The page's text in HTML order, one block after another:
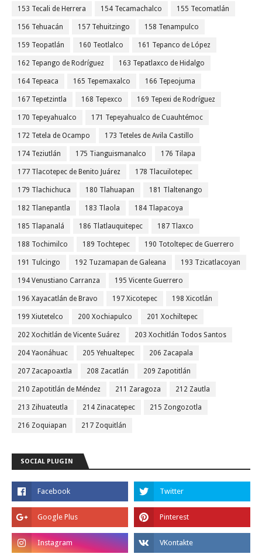
153 Tecali de Herrera 154 Tecamachalco 155 Tecomatlán
156 Tehuacán 157 Tehuitzingo 158 Tenampulco
159 Teopatlán 160 Teotlalco 161 Tepanco de López
162 Tepango de Rodríguez 163 Tepatlaxco de Hidalgo
164 Tepeaca 165 Tepemaxalco 166 Tepeojuma
167 Tepetzintla 168 Tepexco 169 Tepexi de Rodríguez
170 Tepeyahualco 171 Tepeyahualco de Cuauhtémoc
172 Tetela de Ocampo 173 Teteles de Avila Castillo
174 Teziutlán 175 Tianguismanalco 176 Tilapa
177 Tlacotepec de Benito Juárez 178 Tlacuilotepec
179 Tlachichuca 180 Tlahuapan 181 Tlaltenango
182 Tlanepantla 183 Tlaola 184 Tlapacoya
185 Tlapanalá 186 Tlatlauquitepec 187 Tlaxco
188 Tochimilco 189 Tochtepec 190 Totoltepec de Guerrero
191 Tulcingo 192 Tuzamapan de Galeana 193 Tzicatlacoyan
194 Venustiano Carranza 195 Vicente Guerrero
196 Xayacatlán de Bravo 197 Xicotepec 198 Xicotlán
199 Xiutetelco 200 Xochiapulco 201 Xochiltepec
202 Xochitlán de Vicente Suárez 203 Xochitlán Todos Santos
204 Yaonáhuac 205 Yehualtepec 206 Zacapala
207 Zacapoaxtla 208 Zacatlán 209 Zapotitlán
210 Zapotitlán de Méndez 211 Zaragoza 212 Zautla
213 Zihuateutla 214 Zinacatepec 215 Zongozotla
216 Zoquiapan 217 Zoquitlán
SOCIAL PLUGIN